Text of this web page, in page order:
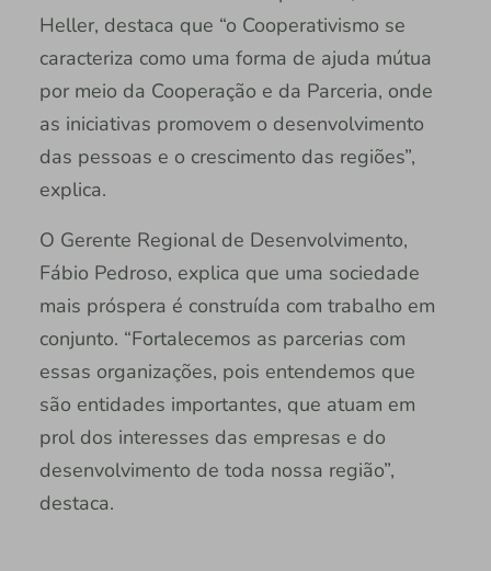
Heller, destaca que “o Cooperativismo se
caracteriza como uma forma de ajuda mútua
por meio da Cooperação e da Parceria, onde
as iniciativas promovem o desenvolvimento
das pessoas e o crescimento das regiões”,
explica.
O Gerente Regional de Desenvolvimento,
Fábio Pedroso, explica que uma sociedade
mais próspera é construída com trabalho em
conjunto. “Fortalecemos as parcerias com
essas organizações, pois entendemos que
são entidades importantes, que atuam em
prol dos interesses das empresas e do
desenvolvimento de toda nossa região”,
destaca.